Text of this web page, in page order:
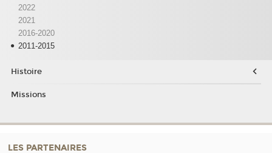
2022
2021
2016-2020
2011-2015
Histoire
Missions
LES PARTENAIRES